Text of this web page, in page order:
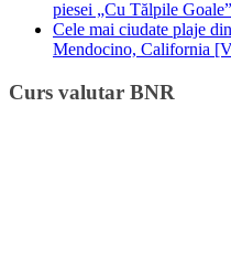
piesei „Cu Tălpile Goale”
Cele mai ciudate plaje
Mendocino, California
Curs valutar BNR